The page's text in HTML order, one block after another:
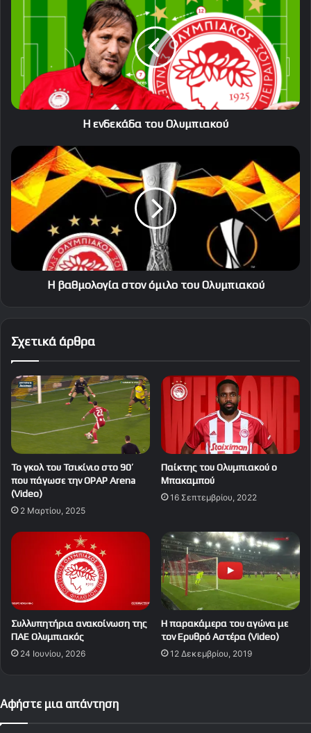
του
Η ενδεκάδα του Ολυμπιακού
Η
βαθμολογία
στον
όμιλο
Ολυμπιακού
Η βαθμολογία στον όμιλο του Ολυμπιακού
Σχετικά άρθρα
Το γκολ του Τσικίνιο στο 90′
που πάγωσε την OPAP Arena
(Video)
2 Μαρτίου, 2025
Παίκτης του Ολυμπιακού ο
Μπακαμπού
16 Σεπτεμβρίου, 2022
Συλλυπητήρια ανακοίνωση της
ΠΑΕ Ολυμπιακός
24 Ιουνίου, 2026
H παρακάμερα του αγώνα με
τον Ερυθρό Αστέρα (Video)
12 Δεκεμβρίου, 2019
Αφήστε μια απάντηση